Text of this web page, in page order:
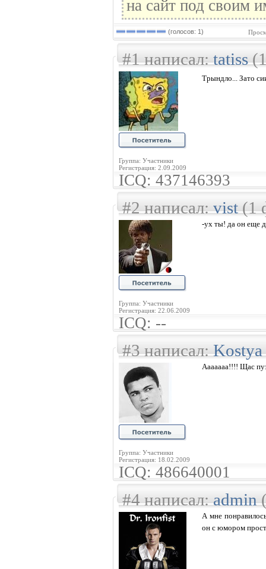
на сайт под своим
(голосов: 1)
#1 написал:tatiss
Группа: Участники
Регистрация: 2.09.2009
Трындло... Зато
ICQ: 437146393
#2 написал:vist(1
Группа: Участники
Регистрация: 22.06.2009
-ух ты! да он еще
ICQ: --
#3 написал:Kostya
Группа: Участники
Регистрация: 18.02.2009
Ааааааа!!!! Щас
ICQ: 486640001
#4 написал:admin
А мне
он с юмором